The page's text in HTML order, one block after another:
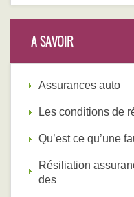
A SAVOIR
Assurances auto
Les conditions de
Qu’est ce qu’une
Résiliation
des